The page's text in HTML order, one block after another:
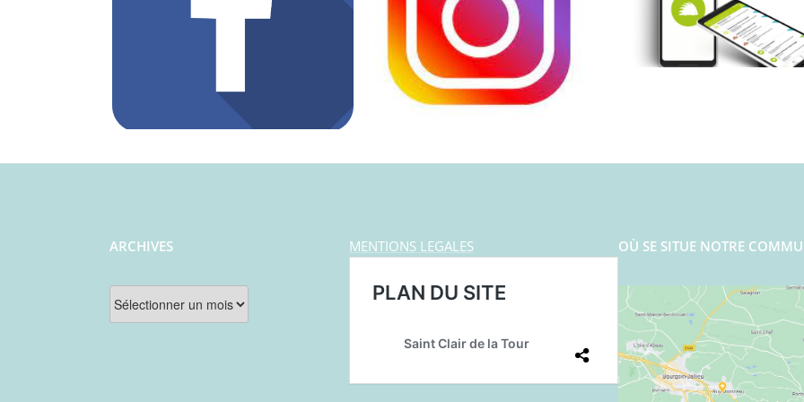
ARCHIVES
Archives
MENTIONS LEGALES OÙ SE SITUE NOTRE